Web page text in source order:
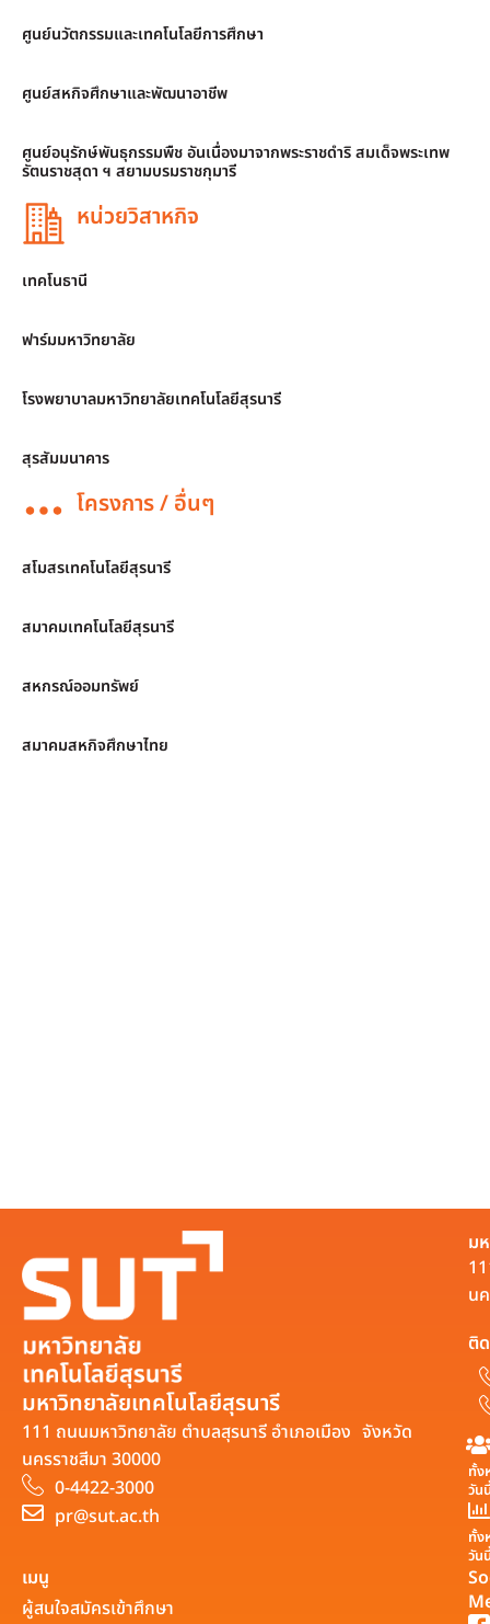
ศูนย์นวัตกรรมและเทคโนโลยีการศึกษา
ศูนย์สหกิจศึกษาและพัฒนาอาชีพ
ศูนย์อนุรักษ์พันธุกรรมพืช อันเนื่องมาจากพระราชดำริ สมเด็จพระเทพ
รัตนราชสุดา ฯ สยามบรมราชกุมารี
หน่วยวิสาหกิจ
เทคโนธานี
ฟาร์มมหาวิทยาลัย
โรงพยาบาลมหาวิทยาลัยเทคโนโลยีสุรนารี
สุรสัมมนาคาร
โครงการ / อื่นๆ
สโมสรเทคโนโลยีสุรนารี
สมาคมเทคโนโลยีสุรนารี
สหกรณ์ออมทรัพย์
สมาคมสหกิจศึกษาไทย
มหาวิทยาลัยเทคโนโลยีสุรนารี
111 ถนนมหาวิทยาลัย ตำบลสุรนารี อำเภอเมือง จังหวัด
นครราชสีมา 30000
0-4422-3000
pr@sut.ac.th
ม
น
ติ
ทั้ง
วัน
ทั้ง
วัน
เมนู
ผู้สนใจสมัครเข้าศึกษา